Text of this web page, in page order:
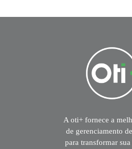
A oti+ fornece a
de gerenciamento
para transformar sua